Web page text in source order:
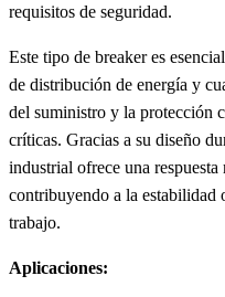
requisitos de seguridad.
Este tipo de breaker es
de distribución de energía y
del suministro y la protección
críticas. Gracias a su diseño
industrial ofrece una
contribuyendo a la estabilidad
trabajo.
Aplicaciones: